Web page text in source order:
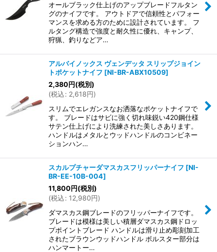
オールブラック仕上げのアップブレードフルタン
グのナイフです。 アウトドアで信頼性とパフォー
マンスを求める方のために設計されています。 フ
ルタング構造で強度と耐久性に優れ、キャンプ、
狩猟、釣りなどア…
アルバイノックス ヴェンデッタ スリップジョイン
トポケットナイフ [NI-BR-ABX10509]
2,380円(税別)
(税込: 2,618円)
スリムでエレガンスなお洒落なポケットナイフで
す。 ブレードはサビに強く切れ味鋭い420鋼仕様
サテン仕上げにより洗練された美しさあります。
ハンドルはメタルとウッドハンドルのコンビネー
ションハン…
スカルプチャーダマスカスフリッパーナイフ [NI-
BR-EE-10B-004]
11,800円(税別)
(税込: 12,980円)
ダマスカス鋼ブレードのフリッパーナイフです。
ブレードは模様は美しい積層ダマスカス鋼ドロッ
プポイントブレード ハンドルは滑り止め彫刻加工
されたブラウンウッドハンドル ボルスター部分は
ハンマートー…